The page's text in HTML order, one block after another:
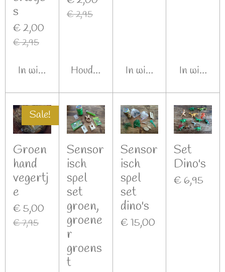
s
€ 2,00
€ 2,95
In winkelwagen
€ 2,95
Houd mij op de hoogteIn winkelwagen
In
Sale!
Groen
hand
vegertj
e
€ 5,00
€ 7,95
Sensor
isch
spel
set
groen,
groene
r
groens
t
Sensor
isch
spel
set
dino's
€ 15,00
Set
Dino's
€ 6,95